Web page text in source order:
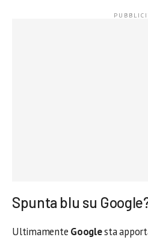
Spunta blu su
Ultimamente Googlesta